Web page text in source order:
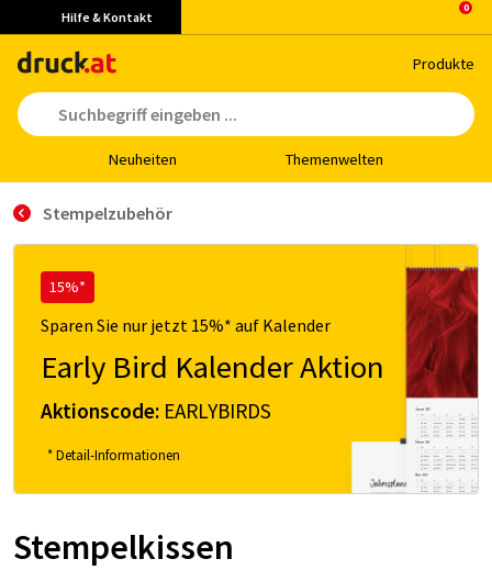
Hilfe & Kontakt
Pro­duk­te
Neu­hei­ten The­men­wel­ten
Stempelzubehör
15%*
Sparen Sie nur jetzt 15%* auf Kalender
Early Bird Kalender Aktion
Aktionscode: EARLYBIRDS
* Detail-Informationen
Stempelkissen